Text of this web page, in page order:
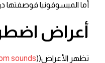
أما الميسوفونيا فوصفتها
أعراض
تظهر الأعراض((sounds